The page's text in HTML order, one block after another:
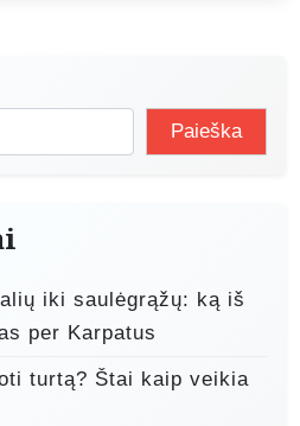
Paieška
iki saulėgrąžų: ką iš
per Karpatus
turtą? Štai kaip veikia